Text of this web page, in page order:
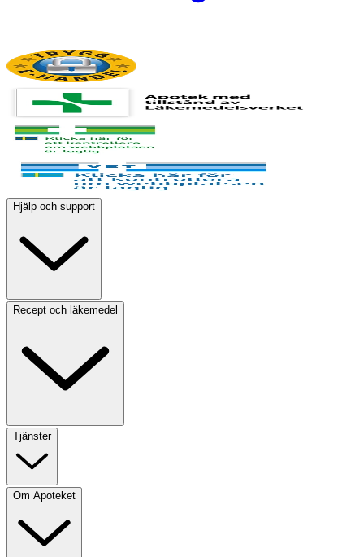
Hjälp och support
Recept och läkemedel
Tjänster
Om Apoteket